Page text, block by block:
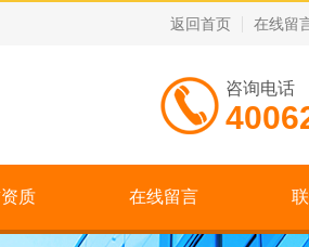
返回首页 在线留
咨询电话
质 在线留言